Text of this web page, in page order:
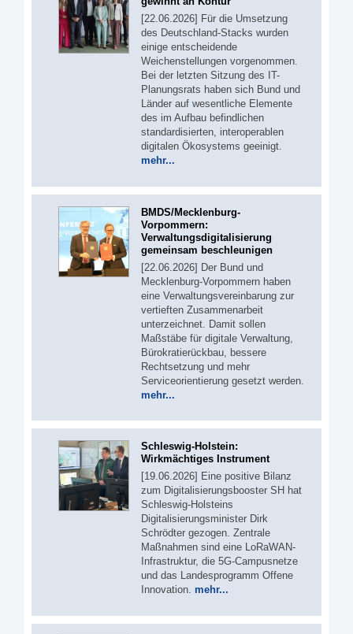
[22.06.2026] Für die Umsetzung
des Deutschland-Stacks wurden
einige entscheidende
Weichenstellungen vorgenommen.
Bei der letzten Sitzung des IT-
Planungsrats haben sich Bund und
Länder auf wesentliche Elemente
des im Aufbau befindlichen
standardisierten, interoperablen
digitalen Ökosystems geeinigt.
mehr...
BMDS/Mecklenburg-
Vorpommern:
Verwaltungsdigitalisierung
gemeinsam beschleunigen
[22.06.2026] Der Bund und
Mecklenburg-Vorpommern haben
eine Verwaltungsvereinbarung zur
vertieften Zusammenarbeit
unterzeichnet. Damit sollen
Maßstäbe für digitale Verwaltung,
Bürokratierückbau, bessere
Rechtsetzung und mehr
Serviceorientierung gesetzt werden.
mehr...
Schleswig-Holstein:
Wirkmächtiges Instrument
[19.06.2026] Eine positive Bilanz
zum Digitalisierungsbooster SH hat
Schleswig-Holsteins
Digitalisierungsminister Dirk
Schrödter gezogen. Zentrale
Maßnahmen sind eine LoRaWAN-
Infrastruktur, die 5G-Campusnetze
und das Landesprogramm Offene
Innovation. mehr...